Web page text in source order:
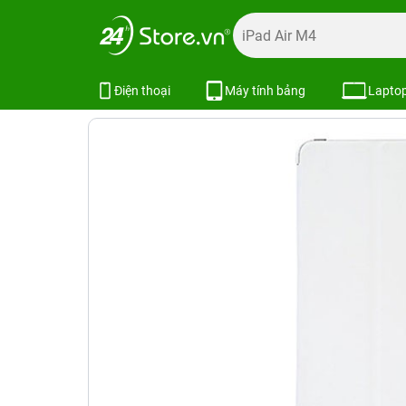
Điện thoại Máy tính bảng
Trang chủ Ốp lưng Bao da